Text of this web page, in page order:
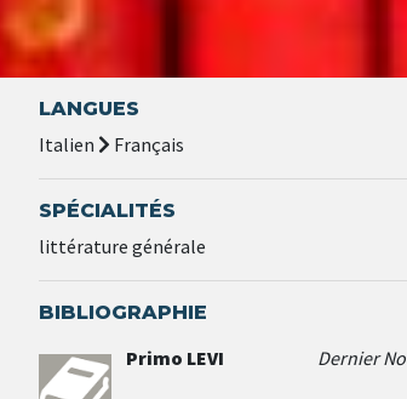
LANGUES
Italien Français
SPÉCIALITÉS
littérature générale
BIBLIOGRAPHIE
Primo LEVI Dernier